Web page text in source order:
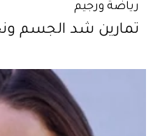
رياضة ورجيم
تمارين شد الجسم